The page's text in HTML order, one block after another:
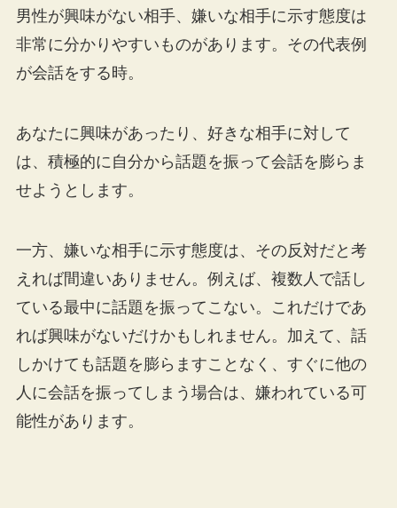
男性が興味がない相手、嫌いな相手に示す態度は
非常に分かりやすいものがあります。その代表例
が会話をする時。
あなたに興味があったり、好きな相手に対して
は、積極的に自分から話題を振って会話を膨らま
せようとします。
一方、嫌いな相手に示す態度は、その反対だと考
えれば間違いありません。例えば、複数人で話し
ている最中に話題を振ってこない。これだけであ
れば興味がないだけかもしれません。加えて、話
しかけても話題を膨らますことなく、すぐに他の
人に会話を振ってしまう場合は、嫌われている可
能性があります。